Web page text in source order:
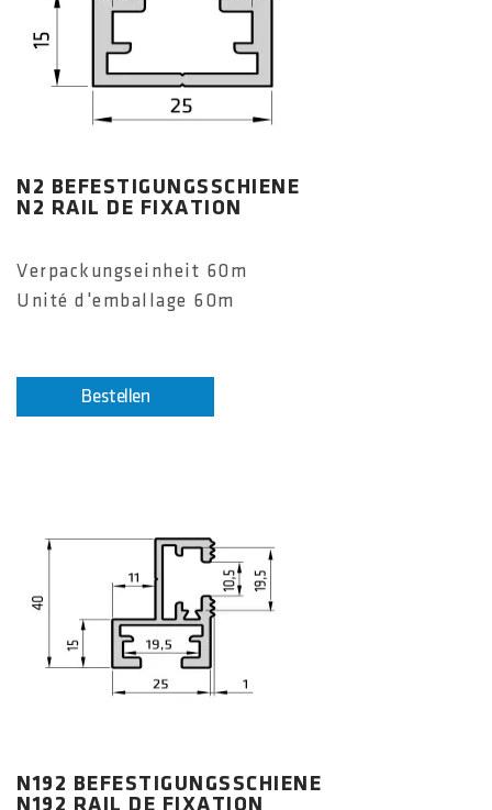
N2 BEFESTIGUNGSSCHIENE
N2 RAIL DE FIXATION
Verpackungseinheit 60m
Unité d'emballage 60m
Bestellen
N192 BEFESTIGUNGSSCHIENE
N192 RAIL DE FIXATION